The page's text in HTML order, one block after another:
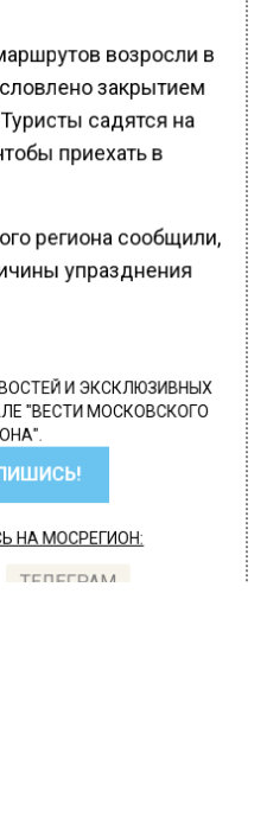
возросли в
закрытием
садятся на
приехать в
региона сообщили,
упразднения
И ЭКСКЛЮЗИВНЫХ
"ВЕСТИ МОСКОВСКОГО
НА МОСРЕГИОН:
ТЕЛЕГРАМ